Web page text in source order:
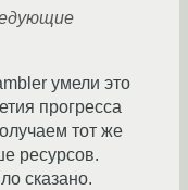
умели это
прогресса
тот же
ресурсов.
сказано.